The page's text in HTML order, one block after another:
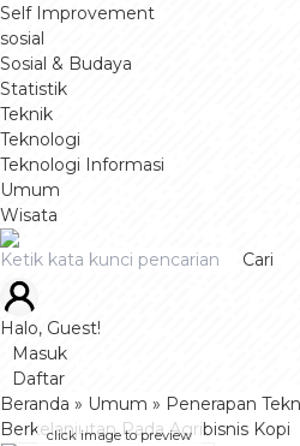
Self Improvement
sosial
Sosial & Budaya
Statistik
Teknik
Teknologi
Teknologi Informasi
Umum
Wisata
Cari
Halo, Guest!
Masuk
Daftar
Beranda » Umum » Penerapan
Berkelanjutan Pada Agribisnis Kopi
click image to preview